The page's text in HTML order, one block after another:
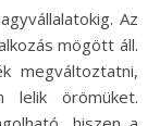
Az
mögött áll.
megváltoztatni,
lelik örömüket.